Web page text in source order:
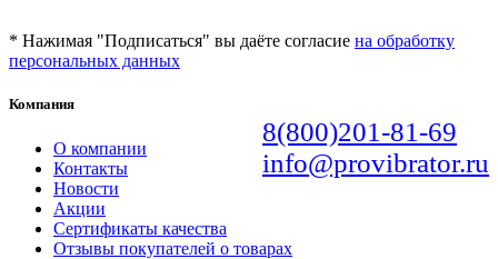
* Нажимая "Подписаться" вы даёте согласие на обработку
персональных данных
8(800)201-81-69
info@provibrator.ru
Компания
О компании
Контакты
Новости
Акции
Сертификаты качества
Отзывы покупателей о товарах